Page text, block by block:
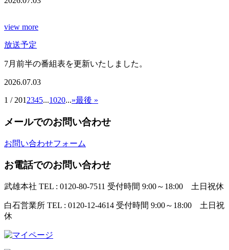
view more
放送予定
7月前半の番組表を更新いたしました。
2026.07.03
1 / 201 2345...1020...»最後 »
メールでのお問い合わせ
お問い合わせフォーム
お電話でのお問い合わせ
武雄本社 TEL : 0120-80-7511 受付時間 9:00～18:00 土日祝休
白石営業所 TEL : 0120-12-4614 受付時間 9:00～18:00 土日祝
休